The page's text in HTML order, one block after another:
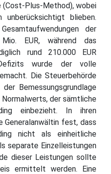
Plus-Method), wobei
unberücksichtigt blieben.
der
EUR, während das
rund 210.000 EUR
wurde der volle
Die Steuerbehörde
Bemessungsgrundlage
der sämtliche
einbezieht. In ihren
fest, dass
nicht als einheitliche
separate Einzelleistungen
dieser Leistungen sollte
ermittelt werden. Eine